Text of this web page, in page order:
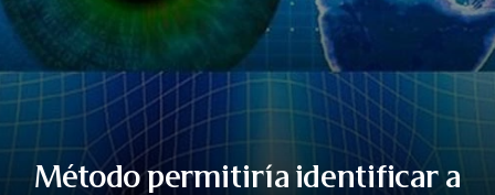
Método permitiría identificar a